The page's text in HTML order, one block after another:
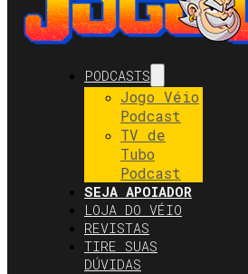
PODCASTS
Jogo Véio
Podcast
TV de
Tubo
Podcast
SEJA APOIADOR
LOJA DO VÉIO
REVISTAS
TIRE SUAS
DÚVIDAS